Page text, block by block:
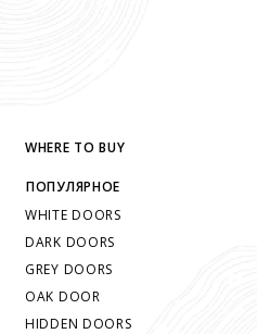
WHERE TO BUY
ПОПУЛЯРНОЕ
WHITE DOORS
DARK DOORS
GREY DOORS
OAK DOOR
HIDDEN DOORS